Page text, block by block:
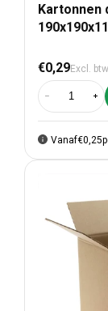
Kartonnen
€0,29Excl. btw
Aantal
Vanaf€0,25